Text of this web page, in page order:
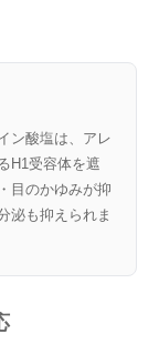
ン酸塩は、アレ
H1受容体を遮
目のかゆみが抑
泌も抑えられま